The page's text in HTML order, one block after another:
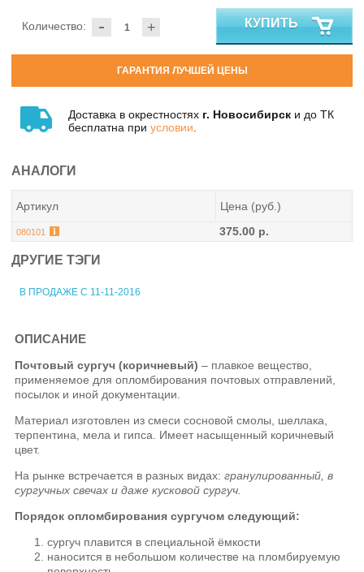
- +
Количество: КУПИТЬ
ГАРАНТИЯ ЛУЧШЕЙ ЦЕНЫ
Доставка в окрестностях г. Новосибирск и до ТК
бесплатна при условии
АНАЛОГИ
Артикул Цена (руб.)
080101 375.00 р.
ДРУГИЕ ТЭГИ
В ПРОДАЖЕ С 11-11-2016
ОПИСАНИЕ
Почтовый сургуч (коричневый) – плавкое вещество,
применяемое для опломбирования почтовых отправлений,
посылок и иной документации.
Материал изготовлен из смеси сосновой смолы, шеллака,
терпентина, мела и гипса. Имеет насыщенный коричневый
цвет.
На рынке встречается в разных видах:гранулированный, в
сургучных свечах и даже кусковой сургуч.
Порядок опломбирования сургучом следующий:
сургуч плавится в специальной ёмкости
наносится в небольшом количестве на пломбируемую